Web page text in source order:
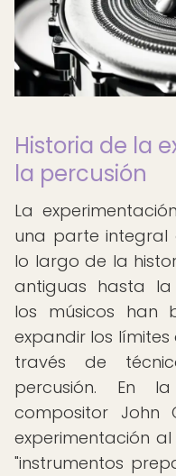
Historia de la
la percusión
La
una parte integral
lo largo de la
antiguas hasta la
los músicos han
expandir los límites
través de
percusión. En
compositor
experimentación
"instrumentos